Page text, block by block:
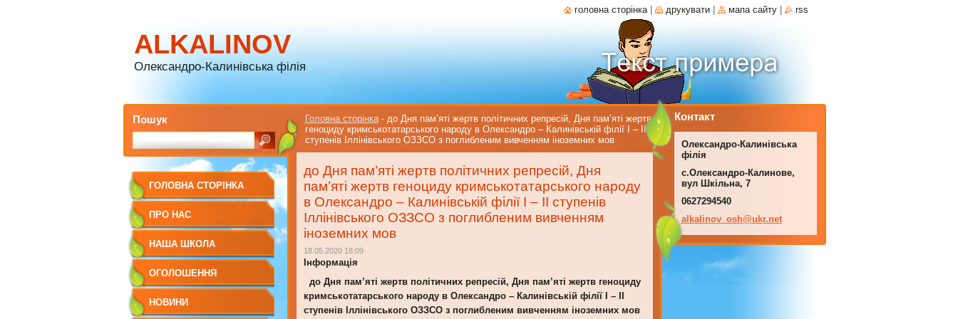
ALKALINOV
Олександро-Калинівська філія
Головна сторінка - до Дня пам’яті жертв політичних репресій, Дня пам’яті жертв
геноциду кримськотатарського народу в Олександро – Калинівській філії І – ІІ
ступенів Іллінівського ОЗЗСО з поглибленим вивченням іноземних мов
до Дня пам’яті жертв політичних репресій, Дня
пам’яті жертв геноциду кримськотатарського народу
в Олександро – Калинівській філії І – ІІ ступенів
Іллінівського ОЗЗСО з поглибленим вивченням
іноземних мов
18.05.2020 18:09
Інформація
до Дня пам’яті жертв політичних репресій, Дня пам’яті жертв геноциду
кримськотатарського народу в Олександро – Калинівській філії І – ІІ
ступенів Іллінівського ОЗЗСО з поглибленим вивченням іноземних мов
ГОЛОВНА СТОРІНКА
ПРО НАС
НАША ШКОЛА
ОГОЛОШЕННЯ
НОВИНИ
Контакт
Олександро-Калинівська
філія
с.Олександро-Калинове,
вул Шкільна, 7
0627294540
alkalinov_osh@ukr.net
Пошук
головна сторінка друкувати мапа сайту rss